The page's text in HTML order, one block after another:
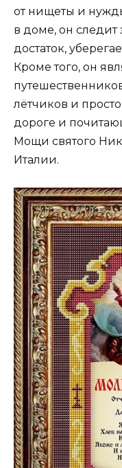
от нищеты и
в доме, он следит
достаток,
Кроме того, он
лётчиков и
дороге и
Мощи святого
Италии.